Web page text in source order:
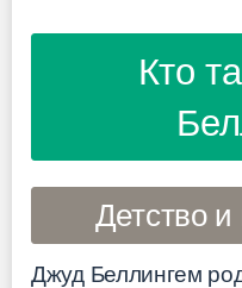
Кто
Детство
Джуд Беллингем